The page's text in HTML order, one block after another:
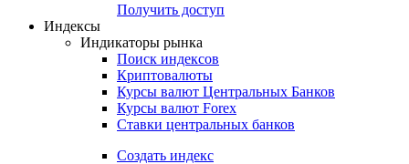
Получить доступ
Индексы
Индикаторы рынка
Поиск индексов
Криптовалюты
Курсы валют Центральных Банков
Курсы валют Forex
Ставки центральных банков
Создать индекс